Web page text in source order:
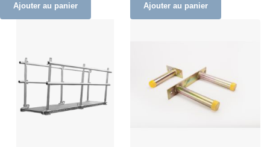
Ajouter au panier Ajouter au panier